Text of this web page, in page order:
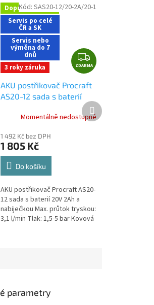
Doprava zdarma
Servis po celé
ČR a SK
Servis nebo
výměna do 7
dnů
3 roky záruka
Z
D
A
M
A
ZDARMA
AKU postřikovač Procraft
AS20-12 sada s baterií
Dárek + doprava zdarma
Momentálně nedostupné
1 492 Kč bez DPH
1 805 Kč
Do košíku
AKU postřikovač Procraft AS20-
12 sada s baterií 20V 2Ah a
nabiječkou Max. průtok tryskou:
3,1 l/min Tlak: 1,5-5 bar Kovová
Kód: SAS20-12/20-2A/20-1
Další
produkt
parametry